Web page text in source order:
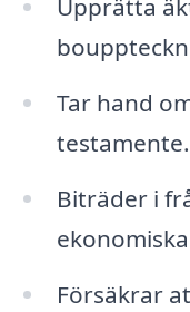
Upprätta
Tar hand
testamente.
Biträder i
Försäkrar